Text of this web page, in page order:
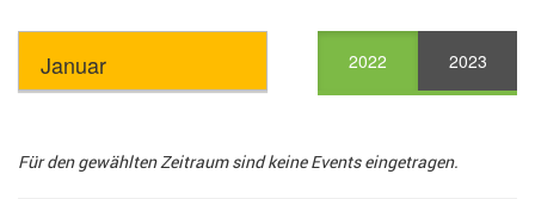
2022 2023
Für den gewählten Zeitraum sind keine Events eingetragen.